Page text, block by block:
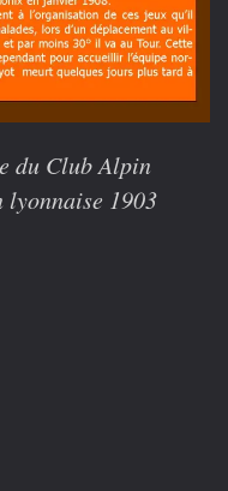
du Club Alpin
lyonnaise 1903